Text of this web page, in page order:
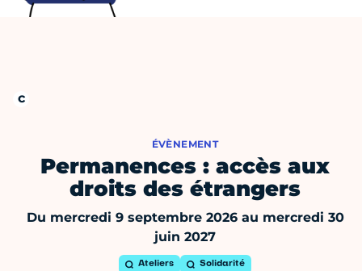
ÉVÈNEMENT
Permanences : accès aux
droits des étrangers
Du mercredi 9 septembre 2026 au mercredi 30
juin 2027
Ateliers Solidarité